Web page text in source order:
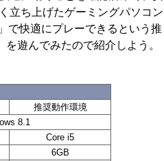
立ち上げたゲーミングパソコン
で快適にプレーできるという推
遊んでみたので紹介しよう。
推奨動作環境
8.1
Core i5
6GB